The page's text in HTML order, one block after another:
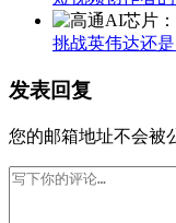
挑战英伟达还
发表回复
您的邮箱地址不会被